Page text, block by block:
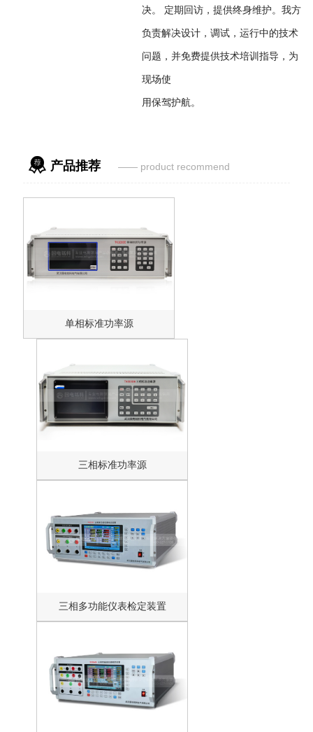
决。 定期回访，提供终身维护。我方
负责解决设计，调试，运行中的技术
问题，并免费提供技术培训指导，为
现场使
用保驾护航。
 产品推荐 —— product recommend
单相标准功率源
三相标准功率源
三相多功能仪表检定装置